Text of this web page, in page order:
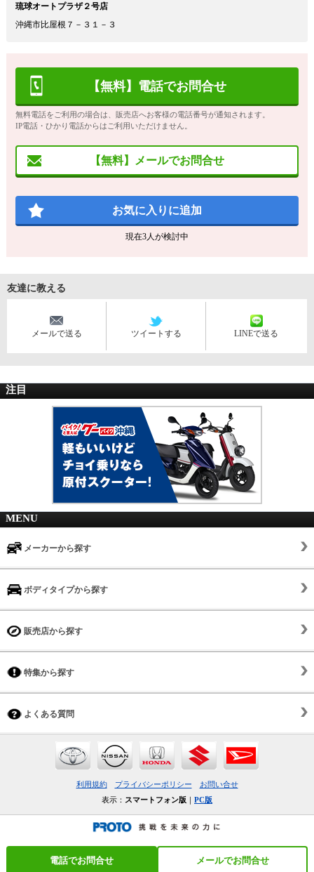
琉球オートプラザ２号店
沖縄市比屋根７－３１－３
【無料】電話でお問合せ
無料電話をご利用の場合は、販売店へお客様の電話番号が通知されます。
IP電話・ひかり電話からはご利用いただけません。
【無料】メールでお問合せ
お気に入りに追加
現在3人が検討中
友達に教える
メールで送る ツイートする LINEで送る
電話でお問合せ メールでお問合せ
注目
MENU
メーカーから探す
ボディタイプから探す
販売店から探す
特集から探す
よくある質問
利用規約 プライバシーポリシー
お問い合せ
表示： スマートフォン版 ｜ PC版